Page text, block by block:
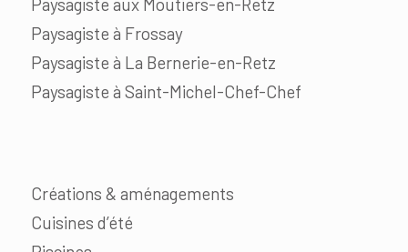
Paysagiste à Frossay
Paysagiste à La Bernerie-en-Retz
Paysagiste à Saint-Michel-Chef-Chef
Créations & aménagements
Cuisines d’été